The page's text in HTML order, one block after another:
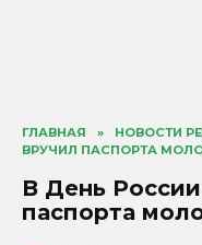
ГЛАВНАЯ » НОВОСТИ
ВРУЧИЛ ПАСПОРТА
В День
паспорта